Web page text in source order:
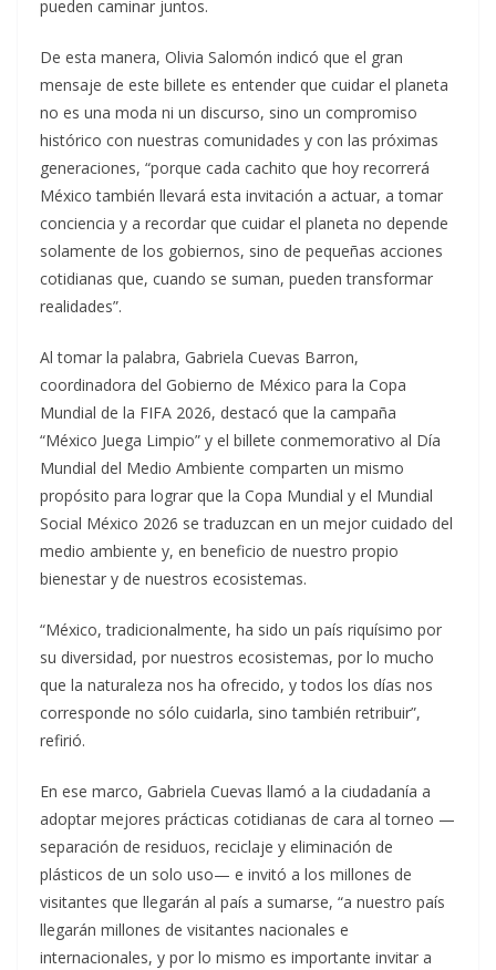
pueden caminar juntos.
De esta manera, Olivia Salomón indicó que el gran
mensaje de este billete es entender que cuidar el planeta
no es una moda ni un discurso, sino un compromiso
histórico con nuestras comunidades y con las próximas
generaciones, “porque cada cachito que hoy recorrerá
México también llevará esta invitación a actuar, a tomar
conciencia y a recordar que cuidar el planeta no depende
solamente de los gobiernos, sino de pequeñas acciones
cotidianas que, cuando se suman, pueden transformar
realidades”.
Al tomar la palabra, Gabriela Cuevas Barron,
coordinadora del Gobierno de México para la Copa
Mundial de la FIFA 2026, destacó que la campaña
“México Juega Limpio” y el billete conmemorativo al Día
Mundial del Medio Ambiente comparten un mismo
propósito para lograr que la Copa Mundial y el Mundial
Social México 2026 se traduzcan en un mejor cuidado del
medio ambiente y, en beneficio de nuestro propio
bienestar y de nuestros ecosistemas.
“México, tradicionalmente, ha sido un país riquísimo por
su diversidad, por nuestros ecosistemas, por lo mucho
que la naturaleza nos ha ofrecido, y todos los días nos
corresponde no sólo cuidarla, sino también retribuir”,
refirió.
En ese marco, Gabriela Cuevas llamó a la ciudadanía a
adoptar mejores prácticas cotidianas de cara al torneo —
separación de residuos, reciclaje y eliminación de
plásticos de un solo uso— e invitó a los millones de
visitantes que llegarán al país a sumarse, “a nuestro país
llegarán millones de visitantes nacionales e
internacionales, y por lo mismo es importante invitar a